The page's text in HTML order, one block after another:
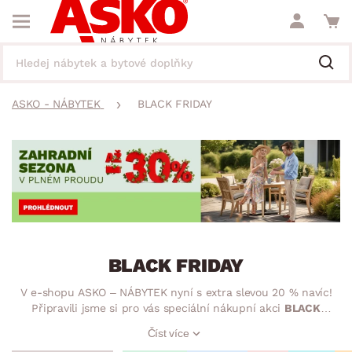
ASKO - NÁBYTEK BLACK FRIDAY
BLACK FRIDAY
V e-shopu ASKO – NÁBYTEK nyní s extra slevou 20 % navíc!
Připravili jsme si pro vás speciální nákupní akci BLACK
v košíku, po zadání slevového kódu
Číst více